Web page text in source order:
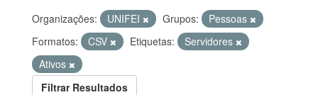
Organizações: UNIFEI Grupos:
Pessoas
Formatos:
CSV Etiquetas:
Servidores
Ativos
Filtrar Resultados